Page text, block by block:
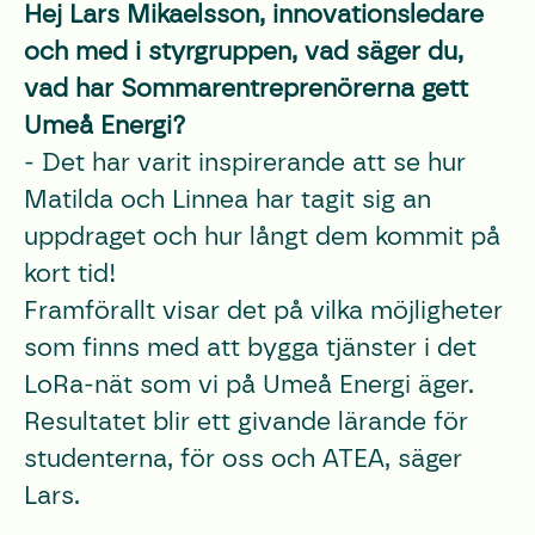
Hej Lars Mikaelsson, innovationsledare
och med i styrgruppen, vad säger du,
vad har Sommarentreprenörerna gett
Umeå Energi?
- Det har varit inspirerande att se hur
Matilda och Linnea har tagit sig an
uppdraget och hur långt dem kommit på
kort tid!
Framförallt visar det på vilka möjligheter
som finns med att bygga tjänster i det
LoRa-nät som vi på Umeå Energi äger.
Resultatet blir ett givande lärande för
studenterna, för oss och ATEA, säger
Lars.